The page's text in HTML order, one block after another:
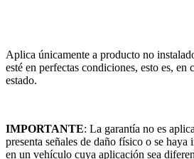
Aplica únicamente a producto no
esté en perfectas condiciones, esto es, en
estado.
IMPORTANTE: La garantía no es
presenta señales de daño físico o se
en un vehículo cuya aplicación sea